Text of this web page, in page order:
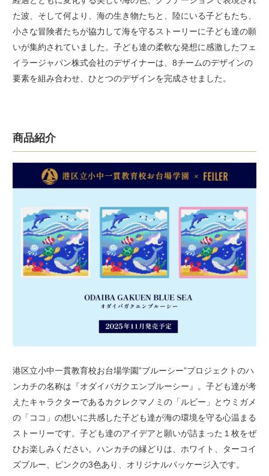
た波、そして何より、海の生き物たちと、陸にいる子どもたち、
小さな冒険者たちが協力して海を守るストーリーに子ども達の願
いが集約されていました。子ども達の柔軟な発想に感激したフェ
イラージャパン株式会社のデザイナーは、8チームのデザインの
要素を組み合わせ、ひとつのデザインを完成させました。
商品紹介
港区立小中一貫教育校お台場学園”ブルーシー”プロジェクトのハ
ンカチの名称は『オダイバガクエンブルーシー』。子ども達が考
えたキャラクターであるカクレクマノミの「ルビー」とウミガメ
の「ココ」の想いに共感した子ども達が海の環境を守る心温まる
ストーリーです。子ども達のアイデアと願いが詰まった１枚をぜ
ひお楽しみください。ハンカチの縁どりは、ホワイト、ターコイ
ズブルー、ピンクの3色あり、オリジナルパッケージ入です。